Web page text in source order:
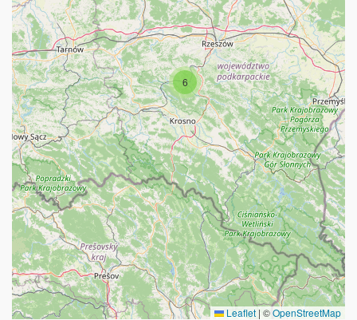
6
Leaflet | ©OpenStreetMap